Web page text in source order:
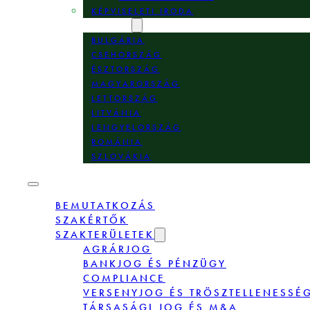
KÉPVISELETI IRODA
BULGÁRIA
CSEHORSZÁG
ÉSZTORSZÁG
MAGYARORSZÁG
LETTORSZÁG
LITVÁNIA
LENGYELORSZÁG
ROMÁNIA
SZLOVÁKIA
BEMUTATKOZÁS
SZAKÉRTŐK
SZAKTERÜLETEK
AGRÁRJOG
BANKJOG ÉS PÉNZÜGY
COMPLIANCE
VERSENYJOG ÉS
TÁRSASÁGI JOG ÉS M&A